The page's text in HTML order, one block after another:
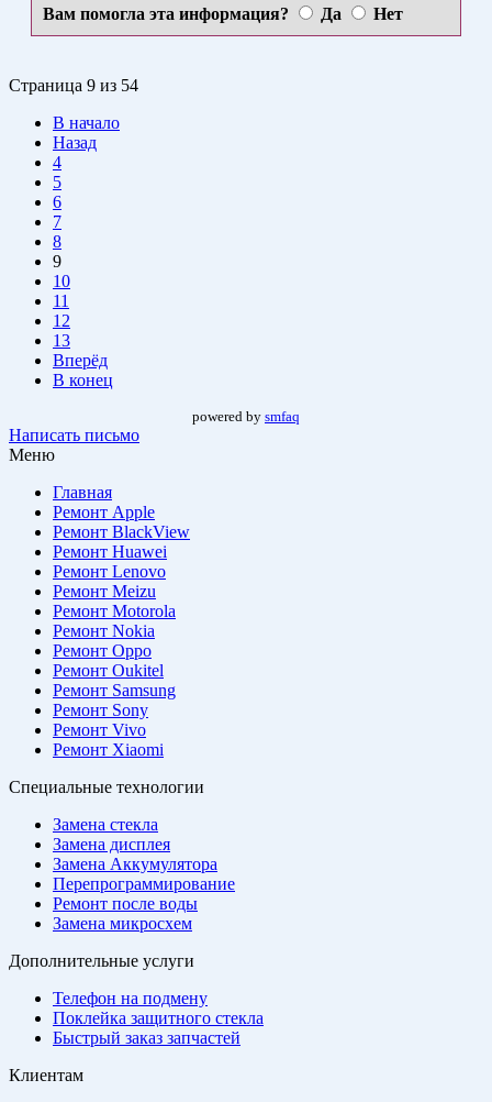
Вам помогла эта информация? Да Нет
Страница 9 из 54
В начало
Назад
4
5
6
7
8
9
10
11
12
13
Вперёд
В конец
powered by smfaq
Написать письмо
Меню
Главная
Ремонт Apple
Ремонт BlackView
Ремонт Huawei
Ремонт Lenovo
Ремонт Meizu
Ремонт Motorola
Ремонт Nokia
Ремонт Oppo
Ремонт Oukitel
Ремонт Samsung
Ремонт Sony
Ремонт Vivo
Ремонт Xiaomi
Специальные технологии
Замена стекла
Замена дисплея
Замена Аккумулятора
Перепрограммирование
Ремонт после воды
Замена микросхем
Дополнительные услуги
Телефон на подмену
Поклейка защитного стекла
Быстрый заказ запчастей
Клиентам